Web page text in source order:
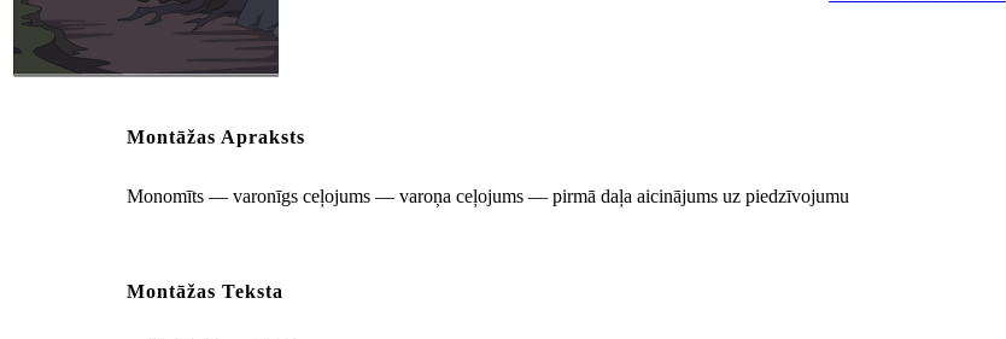
tumšs, un meži ir ļoti biedējoši.
Montāžas Apraksts
Monomīts — varonīgs ceļojums — varoņa ceļojums — pirmā daļa aicinājums uz piedzīvojumu
Montāžas Teksta